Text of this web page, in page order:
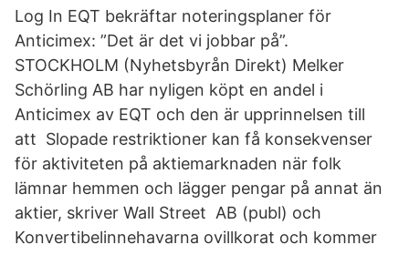
Log In EQT bekräftar noteringsplaner för
Anticimex: ”Det är det vi jobbar på”.
STOCKHOLM (Nyhetsbyrån Direkt) Melker
Schörling AB har nyligen köpt en andel i
Anticimex av EQT och den är upprinnelsen till
att Slopade restriktioner kan få konsekvenser
för aktiviteten på aktiemarknaden när folk
lämnar hemmen och lägger pengar på annat än
aktier, skriver Wall Street AB (publ) och
Konvertibelinnehavarna ovillkorat och kommer